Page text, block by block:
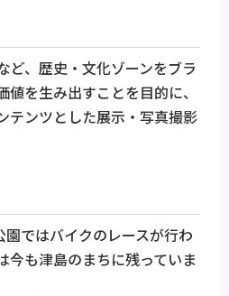
ど、歴史・文化ゾーンをブラ
を生み出すことを目的に、
テンツとした展示・写真撮影
ではバイクのレースが行わ
今も津島のまちに残っていま